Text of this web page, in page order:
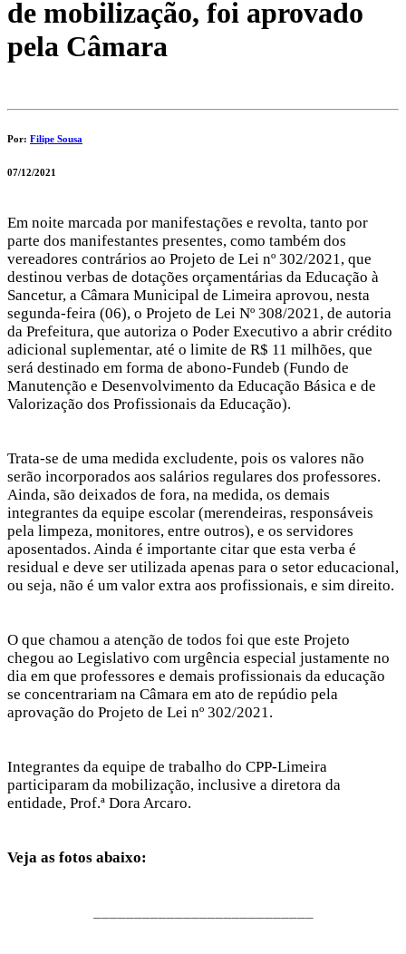
Hacklink panel
Hacklink panel
Hacklink panel
Hacklink panel
Hacklink panel
Hacklink panel
Hacklink panel
Hacklink panel
Hacklink panel
Hacklink panel
Hacklink panel
Hacklink panel
Hacklink panel
Hacklink panel
Hacklink panel
Hacklink panel
Illuminati
Hacklink
Hacklink
de mobilização, foi aprovado
pela Câmara
Por: Filipe Sousa
07/12/2021
Em noite marcada por manifestações e revolta, tanto por
parte dos manifestantes presentes, como também dos
vereadores contrários ao Projeto de Lei nº 302/2021, que
destinou verbas de dotações orçamentárias da Educação à
Sancetur, a Câmara Municipal de Limeira aprovou, nesta
segunda-feira (06), o Projeto de Lei Nº 308/2021, de autoria
da Prefeitura, que autoriza o Poder Executivo a abrir crédito
adicional suplementar, até o limite de R$ 11 milhões, que
será destinado em forma de abono-Fundeb (Fundo de
Manutenção e Desenvolvimento da Educação Básica e de
Valorização dos Profissionais da Educação).
Trata-se de uma medida excludente, pois os valores não
serão incorporados aos salários regulares dos professores.
Ainda, são deixados de fora, na medida, os demais
integrantes da equipe escolar (merendeiras, responsáveis
pela limpeza, monitores, entre outros), e os servidores
aposentados. Ainda é importante citar que esta verba é
residual e deve ser utilizada apenas para o setor educacional,
ou seja, não é um valor extra aos profissionais, e sim direito.
O que chamou a atenção de todos foi que este Projeto
chegou ao Legislativo com urgência especial justamente no
dia em que professores e demais profissionais da educação
se concentrariam na Câmara em ato de repúdio pela
aprovação do Projeto de Lei nº 302/2021.
Integrantes da equipe de trabalho do CPP-Limeira
participaram da mobilização, inclusive a diretora da
entidade, Prof.ª Dora Arcaro.
Veja as fotos abaixo: